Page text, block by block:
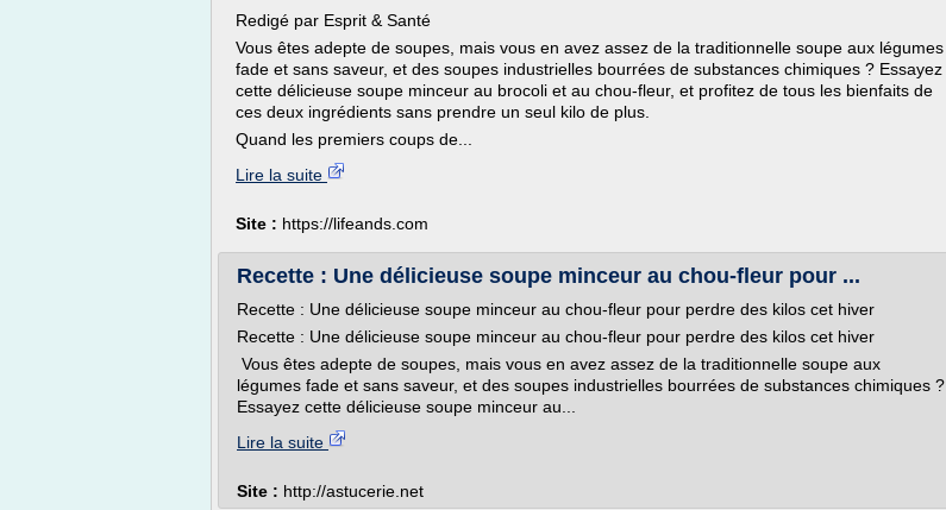
Redigé par Esprit & Santé
Vous êtes adepte de soupes, mais vous en avez assez de la traditionnelle soupe aux légumes
fade et sans saveur, et des soupes industrielles bourrées de substances chimiques ? Essayez
cette délicieuse soupe minceur au brocoli et au chou-fleur, et profitez de tous les bienfaits de
ces deux ingrédients sans prendre un seul kilo de plus.
Quand les premiers coups de...
Lire la suite
Site : https://lifeands.com
Recette : Une délicieuse soupe minceur au chou-fleur pour ...
Recette : Une délicieuse soupe minceur au chou-fleur pour perdre des kilos cet hiver
Recette : Une délicieuse soupe minceur au chou-fleur pour perdre des kilos cet hiver
Vous êtes adepte de soupes, mais vous en avez assez de la traditionnelle soupe aux
légumes fade et sans saveur, et des soupes industrielles bourrées de substances chimiques ?
Essayez cette délicieuse soupe minceur au...
Lire la suite
Site : http://astucerie.net